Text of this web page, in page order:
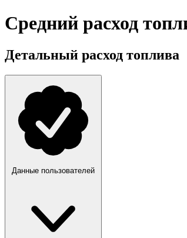
Средний расход
Детальный расход топлива
Данные пользователей